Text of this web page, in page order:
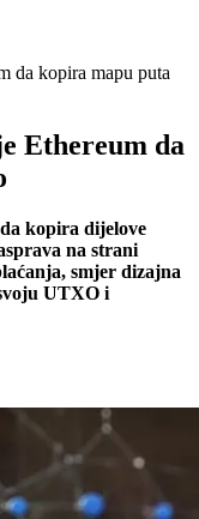
da kopira mapu puta
Ethereum da
kopira dijelove
na strani
smjer dizajna
UTXO i